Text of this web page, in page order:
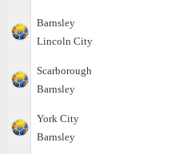
Barnsley
Lincoln City
Scarborough
Barnsley
York City
Barnsley